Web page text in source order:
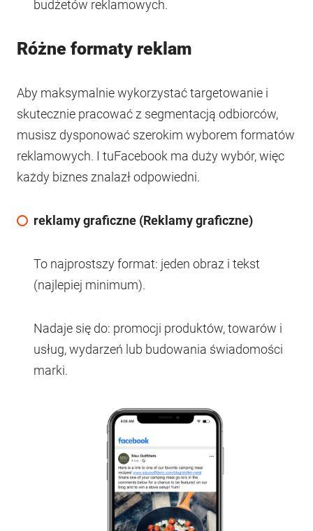
budżetów reklamowych.
Różne formaty reklam
Aby maksymalnie wykorzystać targetowanie i
skutecznie pracować z segmentacją odbiorców,
musisz dysponować szerokim wyborem formatów
reklamowych. I tuFacebook ma duży wybór, więc
każdy biznes znalazł odpowiedni.
reklamy graficzne (Reklamy graficzne)
To najprostszy format: jeden obraz i tekst
(najlepiej minimum).
Nadaje się do: promocji produktów, towarów i
usług, wydarzeń lub budowania świadomości
marki.